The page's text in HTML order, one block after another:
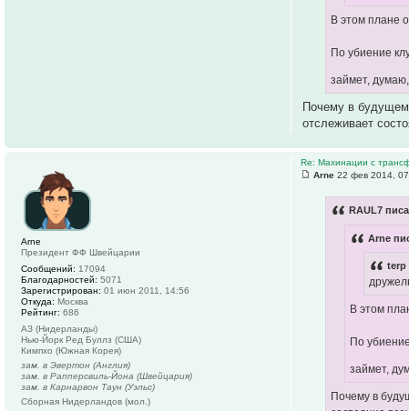
В этом плане
По убиение
займет,
Почему в
отслеживает
Re: Махинации с
Arne 22 фев 2014,
RAUL7
Arne
terp
В этом
По
займет,
Почему в
Arne
Президент ФФ Швейцарии
Сообщений: 17094
Благодарностей: 5071
Зарегистрирован: 01 июн 2011, 14:56
Откуда: Москва
Рейтинг: 686
АЗ (Нидерланды)
Нью-Йорк Ред Буллз (США)
Кимпхо (Южная Корея)
зам. в Эвертон (Англия)
зам. в Рапперсвиль-Йона (Швейцария)
зам. в Карнарвон Таун (Уэльс)
Сборная Нидерландов (мол.)